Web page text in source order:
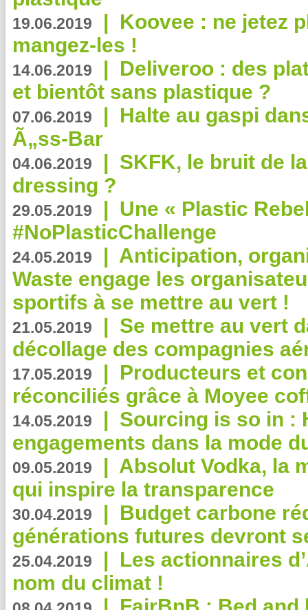
19.06.2019 | Koovee : ne jetez
mangez-les !
14.06.2019 | Deliveroo : des
et bientôt sans plastique ?
07.06.2019 | Halte au gaspi
Ã„ss-Bar
04.06.2019 | SKFK, le bruit de
dressing ?
29.05.2019 | Une « Plastic
#NoPlasticChallenge
24.05.2019 | Anticipation,
Waste engage les
sportifs à se mettre au vert !
21.05.2019 | Se mettre au vert
décollage des compagnies
17.05.2019 | Producteurs et
réconciliés grâce à Moyee
14.05.2019 | Sourcing is so in :
engagements dans la mode
09.05.2019 | Absolut Vodka, la
qui inspire la transparence
30.04.2019 | Budget carbone
générations futures devront
25.04.2019 | Les actionnaires
nom du climat !